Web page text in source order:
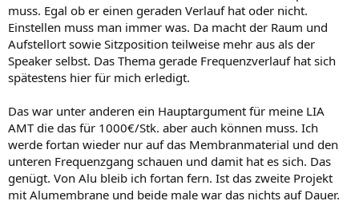
muss. Egal ob er einen geraden Verlauf hat oder nicht.
Einstellen muss man immer was. Da macht der Raum und
Aufstellort sowie Sitzposition teilweise mehr aus als der
Speaker selbst. Das Thema gerade Frequenzverlauf hat sich
spätestens hier für mich erledigt.
Das war unter anderen ein Hauptargument für meine LIA
AMT die das für 1000€/Stk. aber auch können muss. Ich
werde fortan wieder nur auf das Membranmaterial und den
unteren Frequenzgang schauen und damit hat es sich. Das
genügt. Von Alu bleib ich fortan fern. Ist das zweite Projekt
mit Alumembrane und beide male war das nichts auf Dauer.